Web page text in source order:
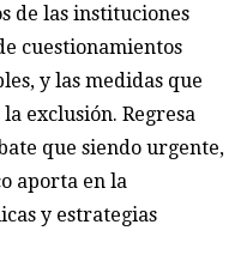
de las instituciones
cuestionamientos
y las medidas que
exclusión. Regresa
que siendo urgente,
aporta en la
y estrategias